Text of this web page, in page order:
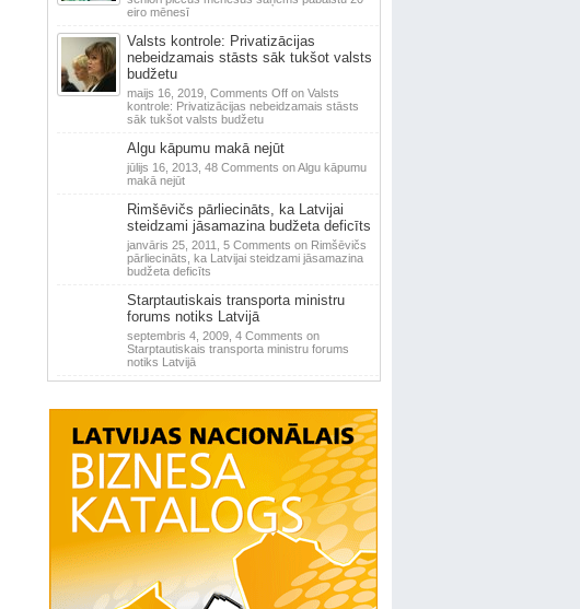
eiro mēnesī
Valsts kontrole: Privatizācijas
nebeidzamais stāsts sāk tukšot valsts
budžetu
maijs 16, 2019, Comments Offon Valsts
kontrole: Privatizācijas nebeidzamais stāsts
sāk tukšot valsts budžetu
Algu kāpumu makā nejūt
jūlijs 16, 2013, 48 Comments on Algu kāpumu
makā nejūt
Rimšēvičs pārliecināts, ka Latvijai
steidzami jāsamazina budžeta deficīts
janvāris 25, 2011, 5 Comments on Rimšēvičs
pārliecināts, ka Latvijai steidzami jāsamazina
budžeta deficīts
Starptautiskais transporta ministru
forums notiks Latvijā
septembris 4, 2009, 4 Comments on
Starptautiskais transporta ministru forums
notiks Latvijā